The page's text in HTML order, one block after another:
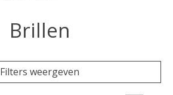
Brillen
Filters weergeven